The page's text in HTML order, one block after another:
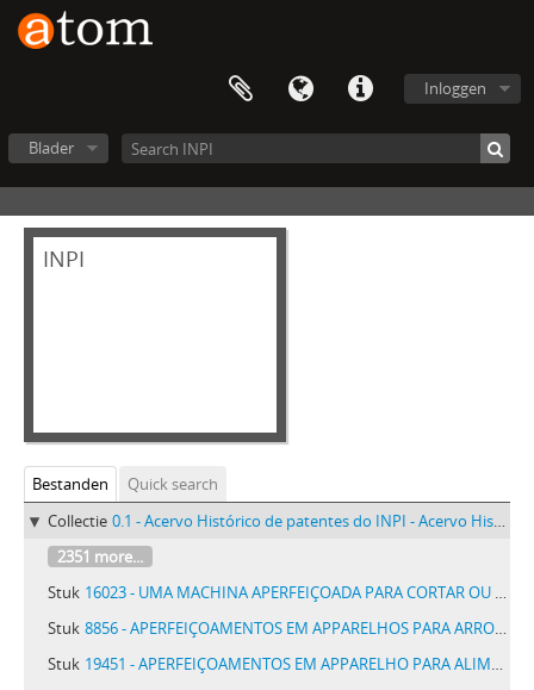
Inloggen
Blader
INPI
Bestanden
Quick search
Collectie 0.1 - Acervo Histórico de patentes do INPI - Acervo Histórico de patentes do INPI
2351 more...
Stuk 16023 - UMA MACHINA APERFEIÇOADA PARA CORTAR OU DIVIDIR EM SECÇÕES UMA BARRA OU TUBO DE VIDRO OU DE OUTRAS SUBSTANCIAS ANALOGAS, EM FUSÃO
Stuk 8856 - APERFEIÇOAMENTOS EM APPARELHOS PARA ARROLHAR OU FECHAR GARRAFAS E RECIPIENTES SEMELHANTES
Stuk 19451 - APERFEIÇOAMENTOS EM APPARELHO PARA ALIMENTAR VIDRO EM FUSÃO DE UM FORNO, TANQUE, RESERVATORIO OU OUTRO RECIPIENTE DE VIDRO